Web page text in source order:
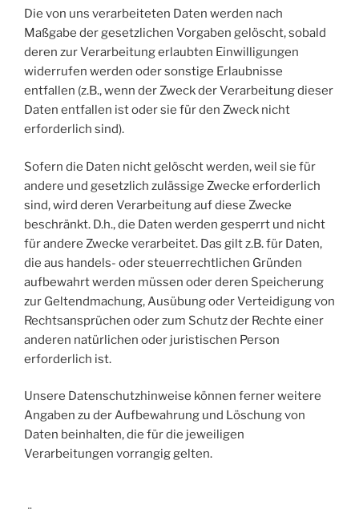
Die von uns verarbeiteten Daten werden nach
Maßgabe der gesetzlichen Vorgaben gelöscht, sobald
deren zur Verarbeitung erlaubten Einwilligungen
widerrufen werden oder sonstige Erlaubnisse
entfallen (z.B., wenn der Zweck der Verarbeitung dieser
Daten entfallen ist oder sie für den Zweck nicht
erforderlich sind).
Sofern die Daten nicht gelöscht werden, weil sie für
andere und gesetzlich zulässige Zwecke erforderlich
sind, wird deren Verarbeitung auf diese Zwecke
beschränkt. D.h., die Daten werden gesperrt und nicht
für andere Zwecke verarbeitet. Das gilt z.B. für Daten,
die aus handels- oder steuerrechtlichen Gründen
aufbewahrt werden müssen oder deren Speicherung
zur Geltendmachung, Ausübung oder Verteidigung von
Rechtsansprüchen oder zum Schutz der Rechte einer
anderen natürlichen oder juristischen Person
erforderlich ist.
Unsere Datenschutzhinweise können ferner weitere
Angaben zu der Aufbewahrung und Löschung von
Daten beinhalten, die für die jeweiligen
Verarbeitungen vorrangig gelten.